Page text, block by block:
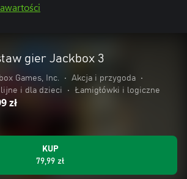
gier Jackbox 3
Games, Inc. • Akcja i przygoda
•
i dla dzieci
• Łamigłówki i logiczne
zł
KUP
79,99 zł